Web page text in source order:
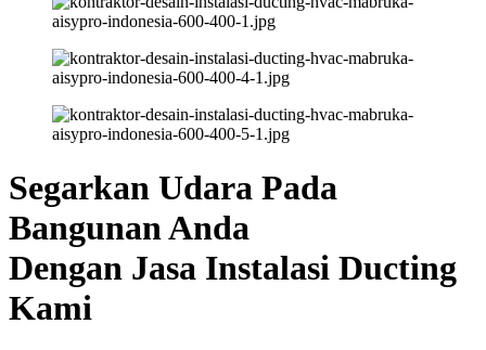
Segarkan Udara Pada
Bangunan Anda
Dengan Jasa Instalasi Ducting
Kami